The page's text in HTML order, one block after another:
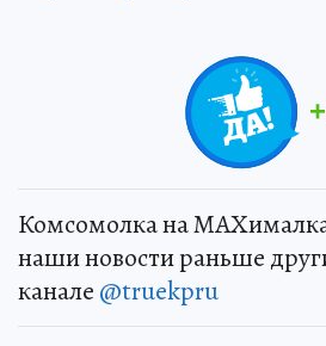
+
Комсомолка на
наши новости раньше
канале @truekpru